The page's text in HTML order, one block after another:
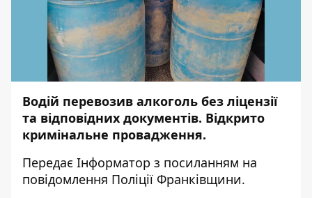
Водій перевозив алкоголь без ліцензії
та відповідних документів. Відкрито
кримінальне провадження.
Передає Інформатор з посиланням на
повідомлення Поліції Франківщини.